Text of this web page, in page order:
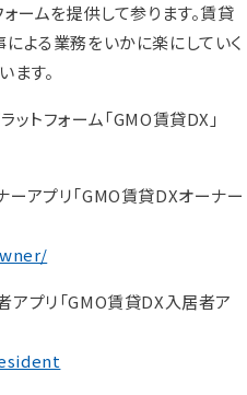
ームを提供して参ります。賃貸
よる業務をいかに楽にしていく
ます。
トフォーム「GMO賃貸DX」
アプリ「GMO賃貸DXオーナー
プリ「GMO賃貸DX入居者ア